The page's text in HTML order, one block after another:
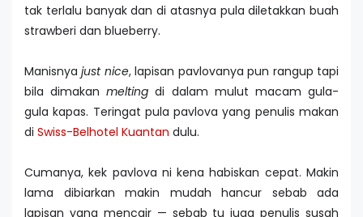
tak terlalu banyak dan di atasnya pula diletakkan buah
strawberi dan blueberry.
Manisnyajust nice, lapisan pavlovanya pun rangup tapi
bila dimakanmelting di dalam mulut macam gula-
gula kapas. Teringat pula pavlova yang penulis makan
di Swiss-Belhotel Kuantan dulu.
Cumanya, kek pavlova ni kena habiskan cepat. Makin
lama dibiarkan makin mudah hancur sebab ada
lapisan yang mencair — sebab tu juga penulis susah